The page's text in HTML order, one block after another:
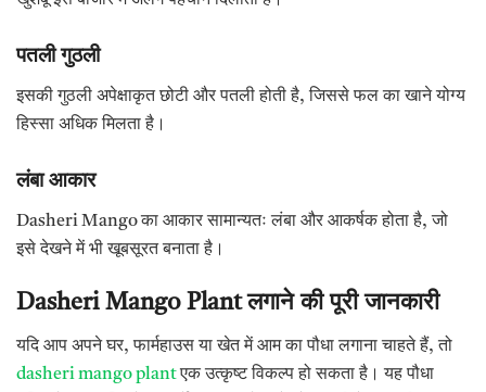
पतली गुठली
इसकी गुठली अपेक्षाकृत छोटी और पतली होती है, जिससे फल का खाने योग्य
हिस्सा अधिक मिलता है।
लंबा आकार
Dasheri Mango का आकार सामान्यतः लंबा और आकर्षक होता है, जो
इसे देखने में भी खूबसूरत बनाता है।
Dasheri Mango Plantलगाने की पूरी जानकारी
यदि आप अपने घर, फार्महाउस या खेत में आम का पौधा लगाना चाहते हैं, तो
dasheri mango plantएक उत्कृष्ट विकल्प हो सकता है। यह पौधा